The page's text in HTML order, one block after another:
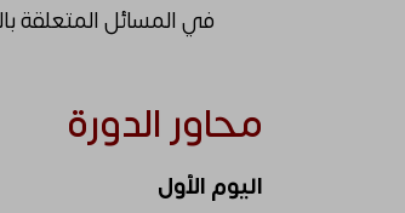
في المسائل المتعلقة
محاور الدورة
اليوم الأول